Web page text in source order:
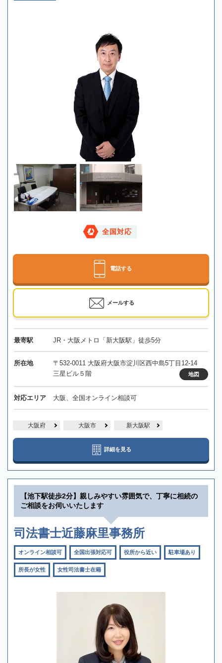
全国対応
電話する
メールする
最寄駅 JR・大阪メトロ「新大阪駅」徒歩5分
所在地
〒532-0011 大阪府大阪市淀川区西中島5丁目12-14
三星ビル５階
地図
対応エリア 大阪、全国オンライン相談可
大阪府 大阪市 新大阪駅
詳細を見る
【池下駅徒歩2分】親しみやすい雰囲気で、丁寧に相続の
ご相談をお伺いいたします
司法書士近藤麻里事務所
オンライン相談可 全国出張対応可 役所から近い 駐車場あり
所長が女性 女性司法書士在籍